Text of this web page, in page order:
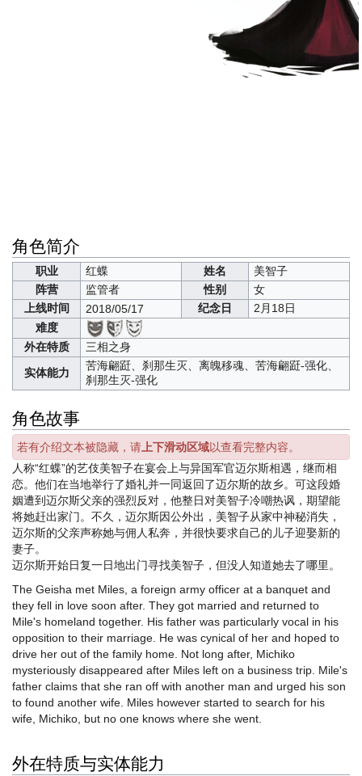
角色简介
职业 红蝶 姓名
美智子
阵营
监管者 性别
女
上线时间
2018/05/17 纪念日
2月18日
难度
外在特质
三相之身
实体能力
苦海翩跹、刹那生灭、离魄移魂、苦海翩跹-强化、
刹那生灭-强化
角色故事
若有介绍文本被隐藏，请 上下滑动区域以查看完整内容。
人称“红蝶”的艺伎美智子在宴会上与异国军官迈尔斯相遇，继而相
恋。他们在当地举行了婚礼并一同返回了迈尔斯的故乡。可这段婚
姻遭到迈尔斯父亲的强烈反对，他整日对美智子冷嘲热讽，期望能
将她赶出家门。不久，迈尔斯因公外出，美智子从家中神秘消失，
迈尔斯的父亲声称她与佣人私奔，并很快要求自己的儿子迎娶新的
妻子。
迈尔斯开始日复一日地出门寻找美智子，但没人知道她去了哪里。
The Geisha met Miles, a foreign army officer at a banquet and
they fell in love soon after. They got married and returned to
Mile's homeland together. His father was particularly vocal in his
opposition to their marriage. He was cynical of her and hoped to
drive her out of the family home. Not long after, Michiko
mysteriously disappeared after Miles left on a business trip. Mile's
father claims that she ran off with another man and urged his son
to found another wife. Miles however started to search for his
wife, Michiko, but no one knows where she went.
外在特质与实体能力